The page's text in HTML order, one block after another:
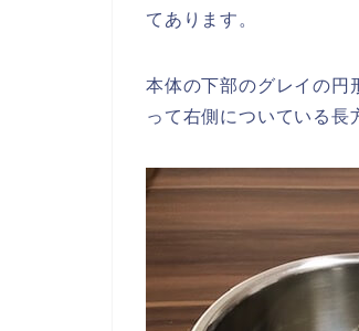
てあります。
本体の下部のグレイの円
って右側についている長